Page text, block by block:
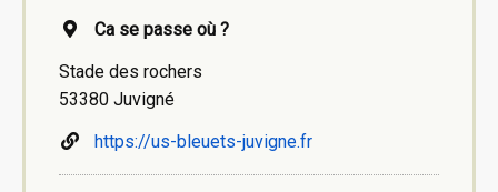
Ca se passe où ?
Stade des rochers
53380 Juvigné
https://us-bleuets-juvigne.fr